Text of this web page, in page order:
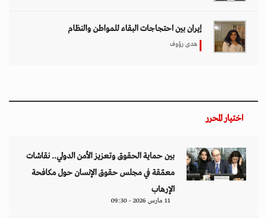
إيران بين احتجاجات البقاء للمواطن والنظام
هدى رؤوف
اختيار المحرر
بين حماية الحقوق وتعزيز الأمن الدولي.. نقاشات
معمّقة في مجلس حقوق الإنسان حول مكافحة
الإرهاب
11 مارس 2026 - 09:30